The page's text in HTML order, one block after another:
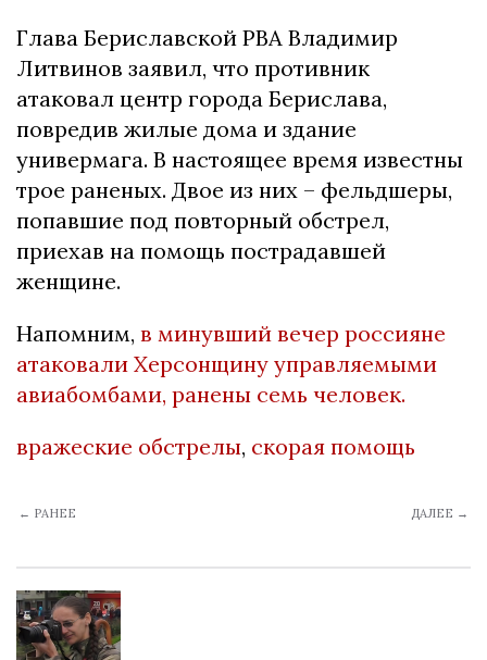
Глава Бериславской РВА Владимир
Литвинов заявил, что противник
атаковал центр города Берислава,
повредив жилые дома и здание
универмага. В настоящее время известны
трое раненых. Двое из них – фельдшеры,
попавшие под повторный обстрел,
приехав на помощь пострадавшей
женщине.
Напомним, в минувший вечер россияне
атаковали Херсонщину управляемыми
авиабомбами, ранены семь человек.
вражеские обстрелы, скорая помощь
← РАНЕЕ ДАЛЕЕ →